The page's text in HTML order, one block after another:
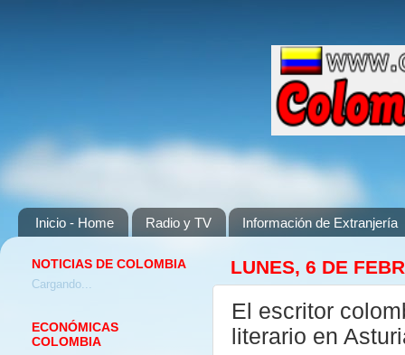
Inicio - Home Radio y TV Información de Extranjería
LUNES, 6 DE
El escritor
literario en
NOTICIAS DE COLOMBIA
Cargando...
ECONÓMICAS
COLOMBIA